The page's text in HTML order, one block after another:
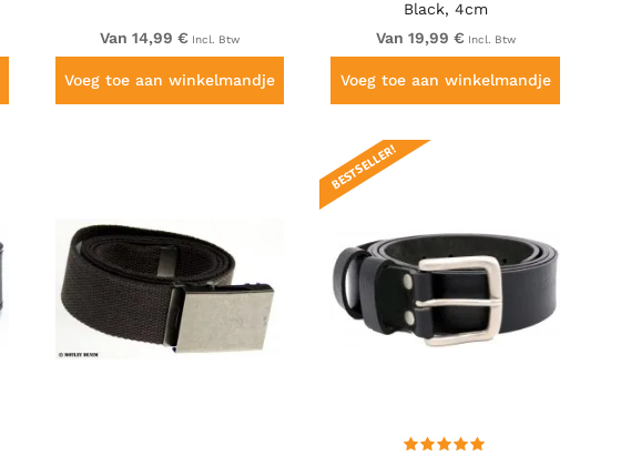
Van 14,99 € Incl. Btw
Voeg toe aan winkelmandje
Black, 4cm
Van 19,99 € Incl. Btw
Voeg toe aan winkelmandje
BESTSELLER!